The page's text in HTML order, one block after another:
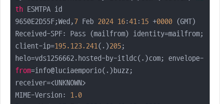
th ESMTPA id
9650E2D55F;Wed,7 Feb 2024 16:41: 15 +0000 (GMT)
Received-SPF: Pass (mailfrom) identity=mailfrom;
client-ip=195.123.241(.)205 ;
helo=vds1256662.hosted-by-itldc(.)com; envelope-
from=info@luciaemporio(.)buzz;
receiver=<UNKNOWN>
MIME-Version: 1.0